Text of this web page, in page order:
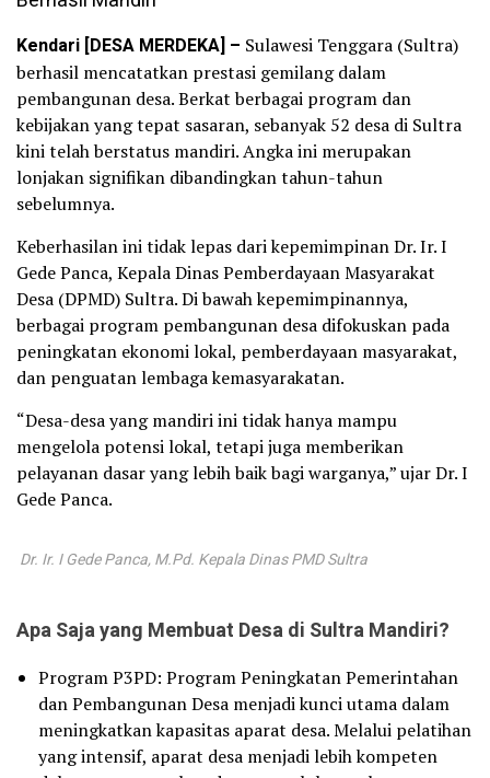
Kendari [DESA MERDEKA] – Sulawesi Tenggara (Sultra)
berhasil mencatatkan prestasi gemilang dalam
pembangunan desa. Berkat berbagai program dan
kebijakan yang tepat sasaran, sebanyak 52 desa di Sultra
kini telah berstatus mandiri. Angka ini merupakan
lonjakan signifikan dibandingkan tahun-tahun
sebelumnya.
Keberhasilan ini tidak lepas dari kepemimpinan Dr. Ir. I
Gede Panca, Kepala Dinas Pemberdayaan Masyarakat
Desa (DPMD) Sultra. Di bawah kepemimpinannya,
berbagai program pembangunan desa difokuskan pada
peningkatan ekonomi lokal, pemberdayaan masyarakat,
dan penguatan lembaga kemasyarakatan.
“Desa-desa yang mandiri ini tidak hanya mampu
mengelola potensi lokal, tetapi juga memberikan
pelayanan dasar yang lebih baik bagi warganya,” ujar Dr. I
Gede Panca.
Dr. Ir. I Gede Panca, M.Pd. Kepala Dinas PMD Sultra
Apa Saja yang Membuat Desa di Sultra Mandiri?
Program P3PD: Program Peningkatan Pemerintahan
dan Pembangunan Desa menjadi kunci utama dalam
meningkatkan kapasitas aparat desa. Melalui pelatihan
yang intensif, aparat desa menjadi lebih kompeten